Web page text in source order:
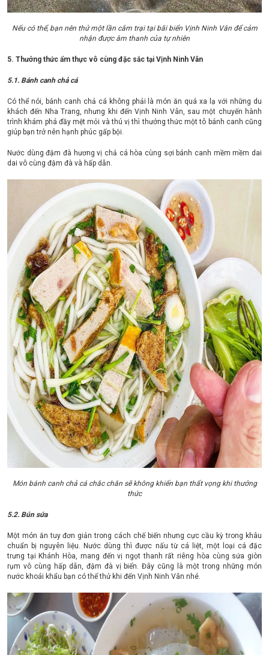
Nếu có thể, bạn nên thử một lần cắm trại tại bãi biển Vịnh Ninh Vân để cảm
nhận được âm thanh của tự nhiên
5. Thưởng thức ẩm thực vô cùng đặc sắc tại Vịnh Ninh Vân
5.1. Bánh canh chả cá
Có thể nói, bánh canh chả cá không phải là món ăn quá xa lạ với những du
khách đến Nha Trang, nhưng khi đến Vịnh Ninh Vân, sau một chuyến hành
trình khám phá đầy mệt mỏi và thú vị thì thưởng thức một tô bánh canh cũng
giúp bạn trở nên hạnh phúc gấp bội.
Nước dùng đậm đà hương vị chả cá hòa cùng sợi bánh canh mềm mềm dai
dai vô cùng đậm đà và hấp dẫn.
Món bánh canh chả cá chắc chắn sẽ không khiến bạn thất vọng khi thưởng
thức
5.2. Bún sứa
Một món ăn tuy đơn giản trong cách chế biến nhưng cực cầu kỳ trong khâu
chuẩn bị nguyên liệu. Nước dùng thì được nấu từ cá liệt, một loại cá đặc
trưng tại Khánh Hòa, mang đến vị ngọt thanh rất riêng hòa cùng sứa giòn
rụm vô cùng hấp dẫn, đậm đà vị biển. Đây cũng là một trong những món
nước khoái khẩu bạn có thể thử khi đến Vịnh Ninh Vân nhé.